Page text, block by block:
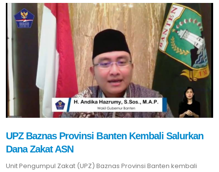
UPZ Baznas Provinsi Banten Kembali Salurkan
Dana Zakat ASN
Unit Pengumpul Zakat (UPZ) Baznas Provinsi Banten kembali